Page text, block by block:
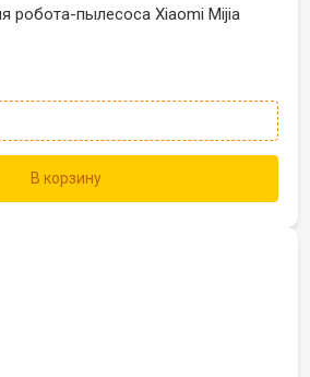
робота-пылесоса Xiaomi Mijia
В корзину